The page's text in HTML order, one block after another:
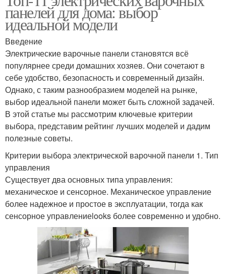
панелей для дома: выбор
идеальной модели
Введение
Электрические варочные панели становятся всё
популярнее среди домашних хозяев. Они сочетают в
себе удобство, безопасность и современный дизайн.
Однако, с таким разнообразием моделей на рынке,
выбор идеальной панели может быть сложной задачей.
В этой статье мы рассмотрим ключевые критерии
выбора, представим рейтинг лучших моделей и дадим
полезные советы.
Критерии выбора электрической варочной панели 1. Тип
управления
Существует два основных типа управления:
механическое и сенсорное. Механическое управление
более надежное и простое в эксплуатации, тогда как
сенсорное управлениеlooks более современно и удобно.